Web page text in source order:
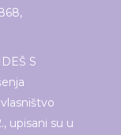
S
upisani su u